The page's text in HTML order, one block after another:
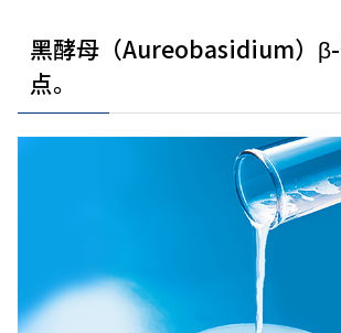
黑酵母（Aureobasidium）
点。